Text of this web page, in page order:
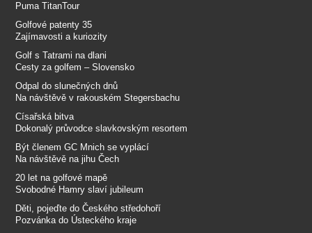
Puma TitanTour
Golfové patenty 35
Zajímavosti a kuriozity
Golf s Tatrami na dlani
Cesty za golfem – Slovensko
Odpal do slunečných dnů
Na návštěvě v rakouském Stegersbachu
Císařská bitva
Dokonalý průvodce slavkovským resortem
Být členem GC Mnich se vyplácí
Na návštěvě na jihu Čech
20 let na golfové mapě
Svobodné Hamry slaví jubileum
Děti, pojeďte do Českého středohoří
Pozvánka do Ústeckého kraje